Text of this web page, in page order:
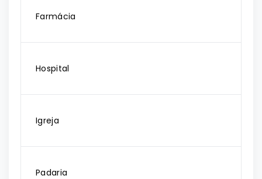
Farmácia
Hospital
Igreja
Padaria